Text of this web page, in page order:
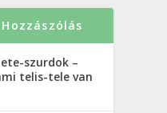
szurdok –
telis-tele van